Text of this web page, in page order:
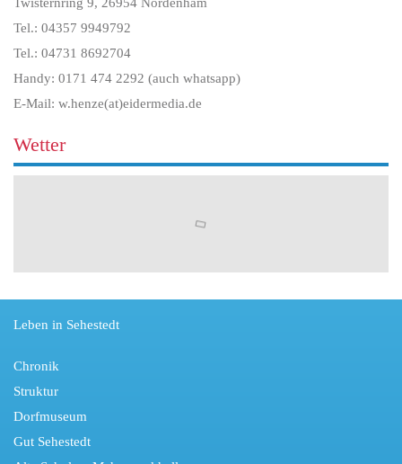
Tel.: 04357 9949792
Tel.: 04731 8692704
Handy: 0171 474 2292 (auch whatsapp)
E-Mail: w.henze(at)eidermedia.de
Wetter
Leben in Sehestedt
Chronik
Struktur
Dorfmuseum
Gut Sehestedt